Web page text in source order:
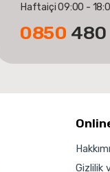
Haftaiçi 09:00 -
0850 480
Gizlilik